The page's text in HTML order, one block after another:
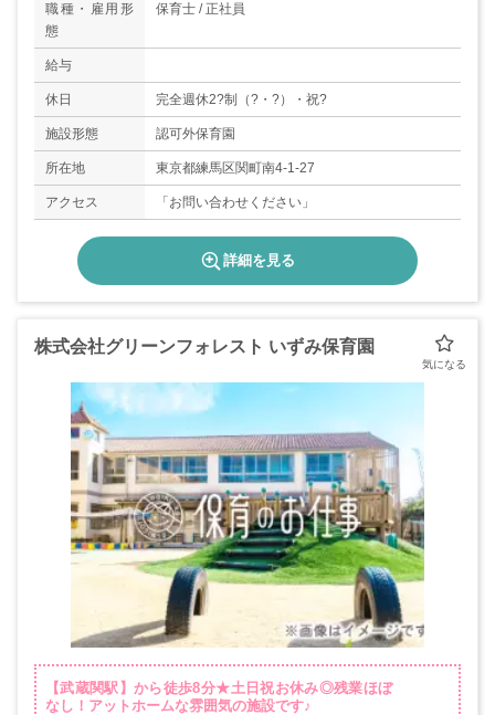
職種・雇用形
態
保育士 / 正社員
給与
休日 完全週休2?制（?・?）・祝?
施設形態 認可外保育園
所在地 東京都練馬区関町南4-1-27
アクセス 「お問い合わせください」
詳細を見る
株式会社グリーンフォレスト いずみ保育園
【武蔵関駅】から徒歩8分★土日祝お休み◎残業ほぼ
なし！アットホームな雰囲気の施設です♪